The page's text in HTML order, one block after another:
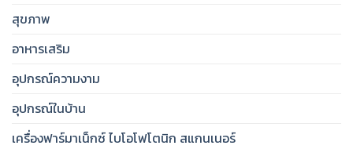
สุขภาพ
อาหารเสริม
อุปกรณ์ความงาม
อุปกรณ์ในบ้าน
เครื่องฟาร์มาเน็กซ์ ไบโอโฟโตนิก สแกนเนอร์